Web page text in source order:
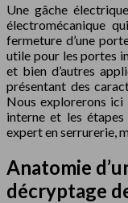
Une gâche
électromécanique
fermeture d’une
utile pour les portes
et bien d’autres
présentant des
Nous explorerons
interne et les
expert en serrurerie,
Anatomie
décryptage